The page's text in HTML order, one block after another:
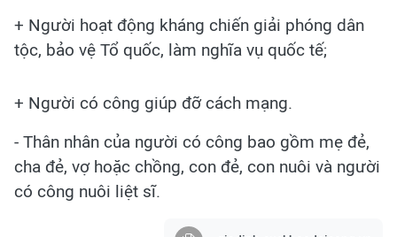
+ Người hoạt động kháng chiến giải phóng dân
tộc, bảo vệ Tổ quốc, làm nghĩa vụ quốc tế;
+ Người có công giúp đỡ cách mạng.
- Thân nhân của người có công bao gồm mẹ đẻ,
cha đẻ, vợ hoặc chồng, con đẻ, con nuôi và người
có công nuôi liệt sĩ.